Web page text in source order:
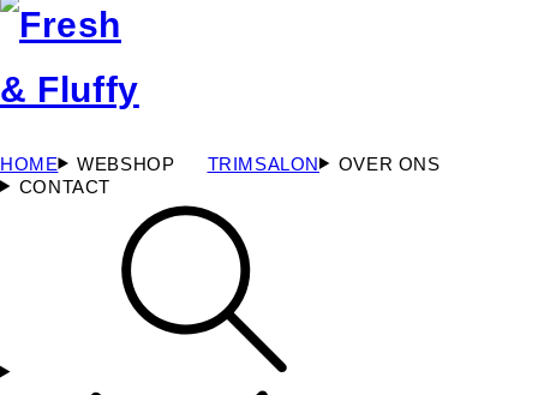
HOME WEBSHOP TRIMSALON
OVER ONS
CONTACT